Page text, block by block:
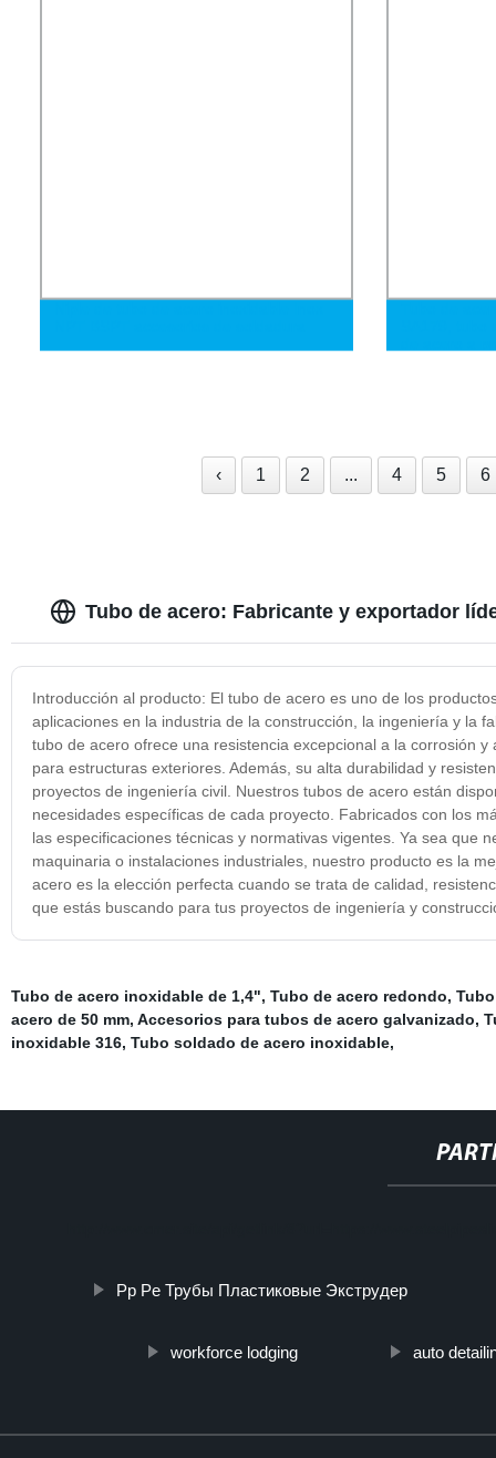
‹ 1 2 ... 4 5 6
Tubo de acero: Fabricante y exportador
Introducción al producto: El tubo de acero es uno de los
aplicaciones en la industria de la construcción, la ingeniería y la
tubo de acero ofrece una resistencia excepcional a la corrosión
para estructuras exteriores. Además, su alta durabilidad y
proyectos de ingeniería civil. Nuestros tubos de acero están
necesidades específicas de cada proyecto. Fabricados con los
las especificaciones técnicas y normativas vigentes. Ya sea que
maquinaria o instalaciones industriales, nuestro producto es la
acero es la elección perfecta cuando se trata de calidad,
que estás buscando para tus proyectos de ingeniería y
Tubo de acero inoxidable de 1,4", Tubo de acero redondo,
acero de 50 mm, Accesorios para tubos de acero galvanizado,
inoxidable 316, Tubo soldado de acero inoxidable,
Pp Pe Трубы Пластиковые Экструдер
workforce lodging auto